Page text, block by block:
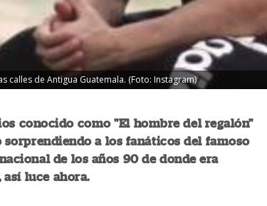
de Antigua Guatemala. (Foto: Instagram)
conocido como "El hombre del regalón"
sorprendiendo a los fanáticos del famoso
de los años 90 de donde era
así luce ahora.